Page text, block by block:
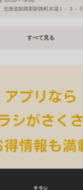
北海道釧路郡釧路町木場１－３－５
すべて見る